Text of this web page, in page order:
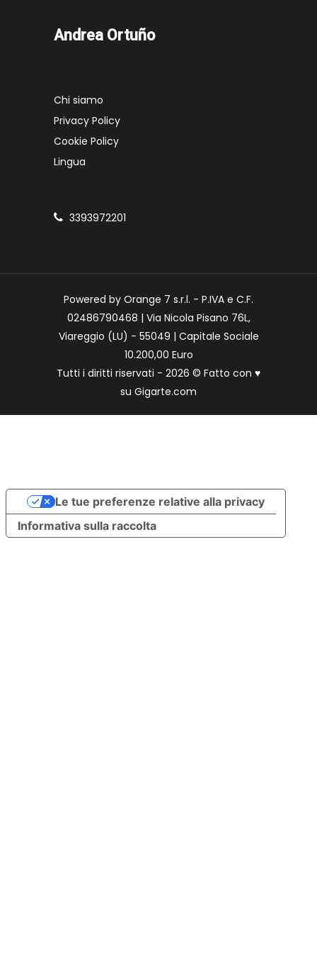
Andrea Ortuño
Chi siamo
Privacy Policy
Cookie Policy
Lingua
3393972201
Powered by Orange 7 s.r.l. - P.IVA e C.F.
02486790468 | Via Nicola Pisano 76L,
Viareggio (LU) - 55049 | Capitale Sociale
10.200,00 Euro
Tutti i diritti riservati - 2026 © Fatto con ♥
su Gigarte.com
Informativa sulla raccolta
Le tue preferenze relative alla privacy